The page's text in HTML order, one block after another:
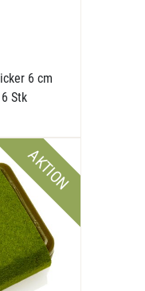
6 cm
Stk
AKTION